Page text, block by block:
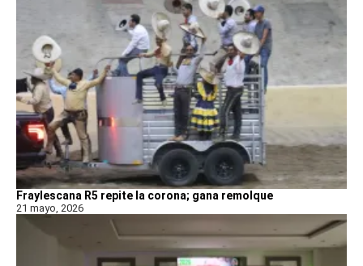
Fraylescana R5 repite la corona; gana remolque
21 mayo, 2026